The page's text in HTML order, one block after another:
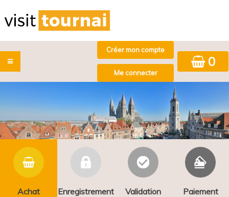
0
Achat Enregistrement Validation Paiement